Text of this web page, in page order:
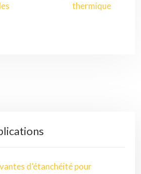
thermique
d’étanchéité pour